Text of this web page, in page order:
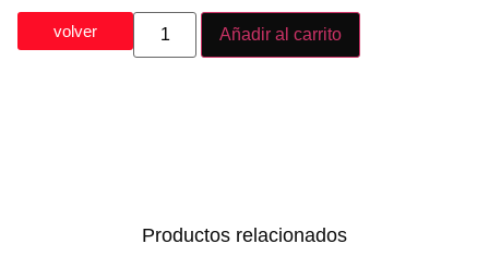
volver Añadir al carrito
Productos relacionados